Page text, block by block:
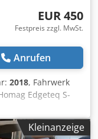
EUR 450
Festpreis zzgl. MwSt.
Anrufen
2018, Fahrwerk
Edgeteq S-
aber sicherlich
(müsste eventuell
ca. 1130mm
Kleinanzeige